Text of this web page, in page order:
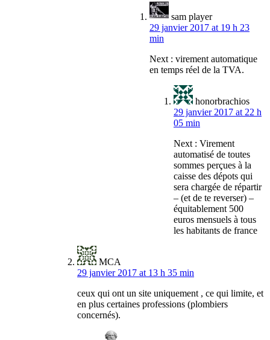
sam player
29 janvier 2017 at 19 h 23
min
Next : virement automatique
en temps réel de la TVA.
honorbrachios
29 janvier 2017 at 22 h
05 min
Next : Virement
automatisé de toutes
sommes perçues à la
caisse des dépots qui
sera chargée de répartir
– (et de te reverser) –
équitablement 500
euros mensuels à tous
les habitants de france
MCA
29 janvier 2017 at 13 h 35 min
ceux qui ont un site uniquement , ce qui limite, et
en plus certaines professions (plombiers
concernés).